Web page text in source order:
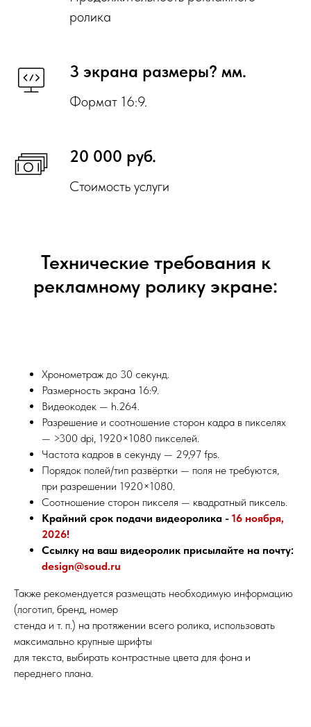
ролика
3 экрана размеры? мм.
Формат 16:9.
20 000 руб.
Стоимость услуги
Технические требования к
рекламному ролику экране:
Хронометраж до 30 секунд.
Размерность экрана 16:9.
Видеокодек — h.264.
Разрешение и соотношение сторон кадра в пикселях
— >300 dpi, 1920×1080 пикселей.
Частота кадров в секунду — 29,97 fps.
Порядок полей/тип развёртки — поля не требуются,
при разрешении 1920×1080.
Соотношение сторон пикселя — квадратный пиксель.
Крайний срок подачи видеоролика - 16 ноября,
2026!
Ссылку на ваш видеоролик присылайте на почту:
design@soud.ru
Также рекомендуется размещать необходимую информацию
(логотип, бренд, номер
стенда и т. п.) на протяжении всего ролика, использовать
максимально крупные шрифты
для текста, выбирать контрастные цвета для фона и
переднего плана.